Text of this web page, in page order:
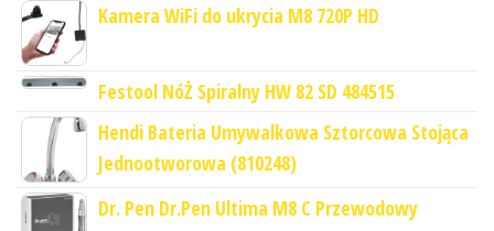
Kamera WiFi do ukrycia M8 720P HD
Festool NóŻ Spiralny HW 82 SD 484515
Hendi Bateria Umywalkowa Sztorcowa Stojąca
Jednootworowa (810248)
Dr. Pen Dr.Pen Ultima M8 C Przewodowy